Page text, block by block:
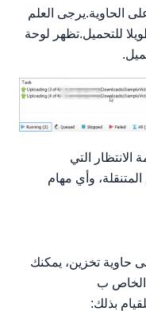
الحاوية.يرجى العلم
للتحميل.تظهر لوحة
التي
المتنقلة، وأي مهام
حاوية تخزين، يمكنك
الوصول إليها مباشرة مع عنوان URL الخاص ب